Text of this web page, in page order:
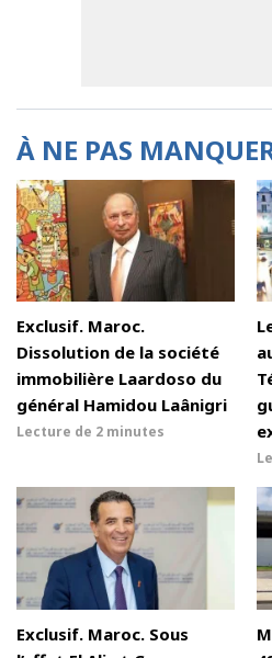
À NE PAS
Exclusif. Maroc.
Dissolution de la société
immobilière Laardoso du
général Hamidou Laânigri
Lecture de 2 minutes
Exclusif. Maroc. Sous